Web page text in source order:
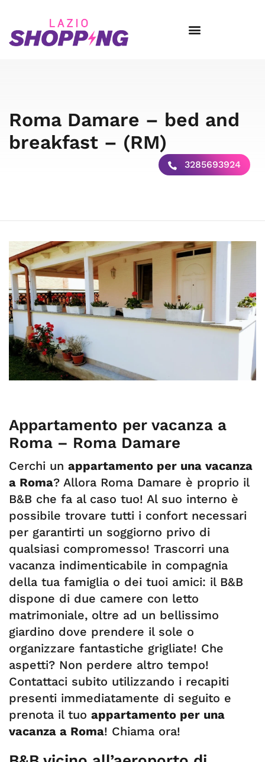
Roma Damare – bed and
breakfast – (RM)
3285693924
Appartamento per vacanza a
Roma – Roma Damare
Cerchi un appartamento per una vacanza
a Roma? Allora Roma Damare è proprio il
B&B che fa al caso tuo! Al suo interno è
possibile trovare tutti i confort necessari
per garantirti un soggiorno privo di
qualsiasi compromesso! Trascorri una
vacanza indimenticabile in compagnia
della tua famiglia o dei tuoi amici: il B&B
dispone di due camere con letto
matrimoniale, oltre ad un bellissimo
giardino dove prendere il sole o
organizzare fantastiche grigliate! Che
aspetti? Non perdere altro tempo!
Contattaci subito utilizzando i recapiti
presenti immediatamente di seguito e
prenota il tuo appartamento per una
vacanza a Roma! Chiama ora!